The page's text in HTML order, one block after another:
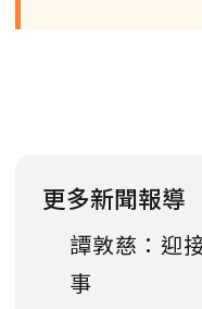
更多新聞報導
譚敦慈：迎
事